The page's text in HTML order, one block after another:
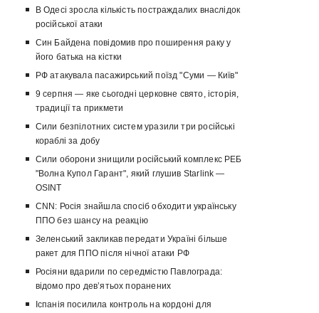
В Одесі зросла кількість постраждалих внаслідок
російської атаки
Син Байдена повідомив про поширення раку у
його батька на кістки
РФ атакувала пасажирський поїзд "Суми — Київ"
9 серпня — яке сьогодні церковне свято, історія,
традиції та прикмети
Сили безпілотних систем уразили три російські
кораблі за добу
Сили оборони знищили російський комплекс РЕБ
"Волна Купол Гарант", який глушив Starlink —
OSINT
CNN: Росія знайшла спосіб обходити українську
ППО без шансу на реакцію
Зеленський закликав передати Україні більше
ракет для ППО після нічної атаки РФ
Росіяни вдарили по середмістю Павлограда:
відомо про девʼятьох поранених
Іспанія посилила контроль на кордоні для